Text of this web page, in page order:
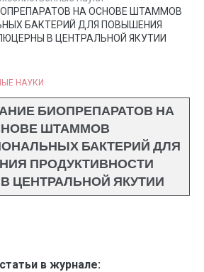
НА ОСНОВЕ ШТАММОВ
БАКТЕРИЙ ДЛЯ ПОВЫШЕНИЯ
В ЦЕНТРАЛЬНОЙ ЯКУТИИ
НАУКИ
БИОПРЕПАРАТОВ НА
ШТАММОВ
БАКТЕРИЙ ДЛЯ
ПРОДУКТИВНОСТИ
ЦЕНТРАЛЬНОЙ ЯКУТИИ
в журнале: